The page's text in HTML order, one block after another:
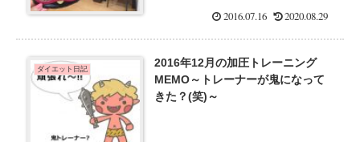
2016.07.16 2020.08.29
ダイエット日記
2016年12月の加圧トレーニング
MEMO～トレーナーが鬼になって
きた？(笑)～